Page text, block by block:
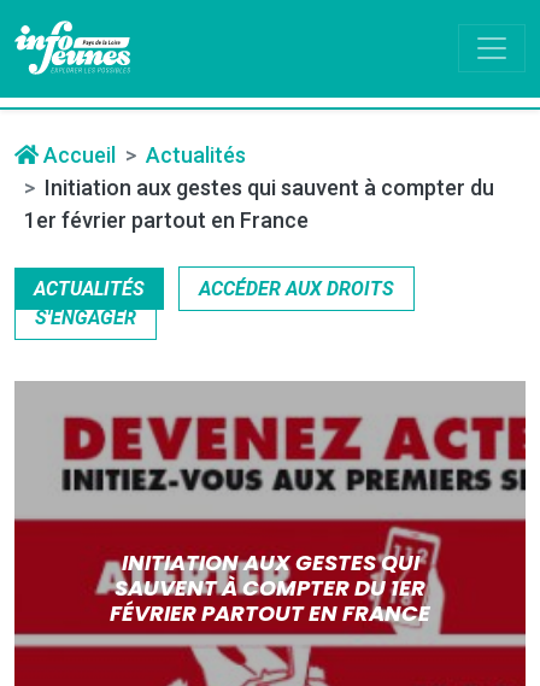
Accueil
Actualités
Initiation aux gestes qui sauvent à compter du
1er février partout en France
ACTUALITÉS
ACCÉDER AUX DROITS
S'ENGAGER
INITIATION AUX GESTES QUI
SAUVENT À COMPTER DU 1ER
FÉVRIER PARTOUT EN FRANCE